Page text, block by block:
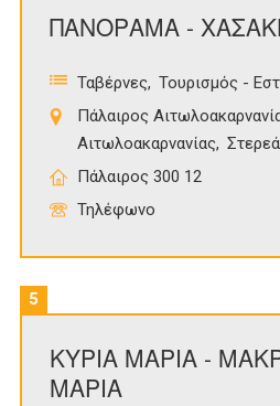
ΠΑΝΟΡΑΜΑ -
Ταβέρνες
Τουρισμός -
Πάλαιρος
Αιτωλοακαρνανίας
Πάλαιρος 300 12
Τηλέφωνο
5
ΚΥΡΙΑ ΜΑΡΙΑ -
ΜΑΡΙΑ